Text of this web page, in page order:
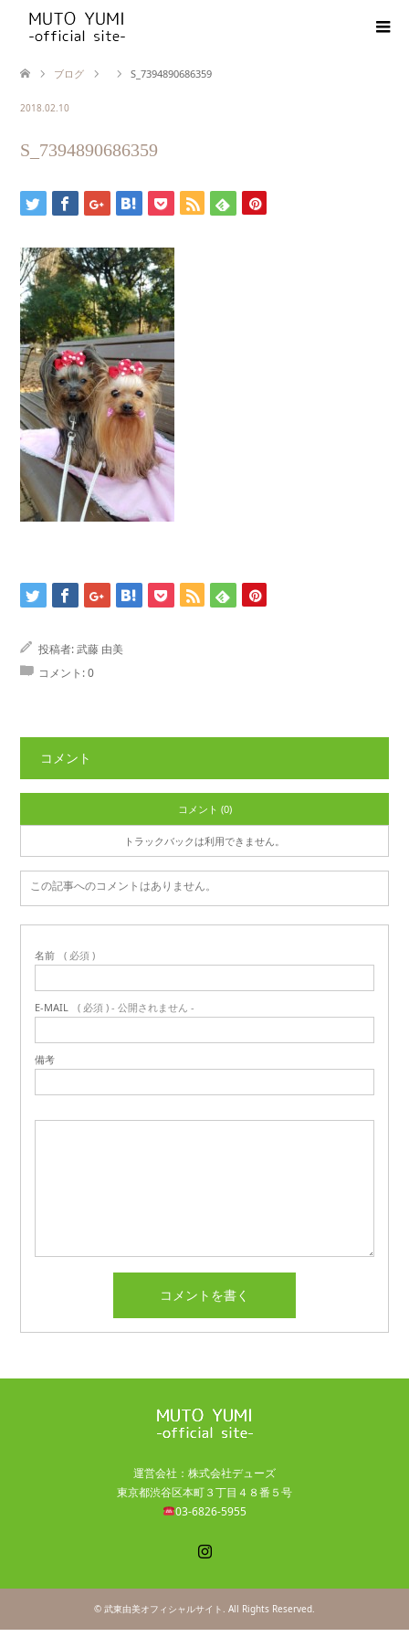
ブログ S_7394890686359
2018.02.10
S_7394890686359
投稿者:武藤 由美
コメント:0
コメント
コメント (0)
トラックバックは利用できません。
この記事へのコメントはありません。
名前 ( 必須 )
E-MAIL ( 必須 ) - 公開されません -
備考
運営会社：株式会社デューズ
東京都渋谷区本町３丁目４８番５号
03-6826-5955
© 武東由美オフィシャルサイト . All Rights Reserved.